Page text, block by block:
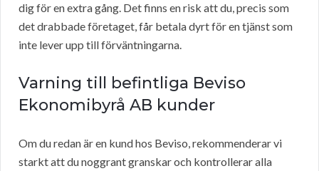
dig för en extra gång. Det finns en risk att du, precis som
det drabbade företaget, får betala dyrt för en tjänst som
inte lever upp till förväntningarna.
Varning till befintliga Beviso
Ekonomibyrå AB kunder
Om du redan är en kund hos Beviso, rekommenderar vi
starkt att du noggrant granskar och kontrollerar alla